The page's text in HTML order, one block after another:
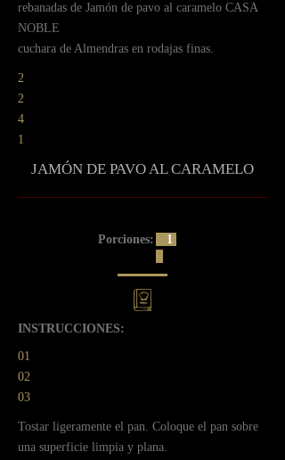
ㅤrebanadas de Jamón de pavo al caramelo CASA
NOBLE
ㅤcuchara de Almendras en rodajas finas.
2
2
4
1
JAMÓN DE PAVO AL CARAMELO
Porciones: 1
INSTRUCCIONES:
01
02
03
ㅤㅤTostar ligeramente el pan. Coloque el pan sobre
una superficie limpia y plana.